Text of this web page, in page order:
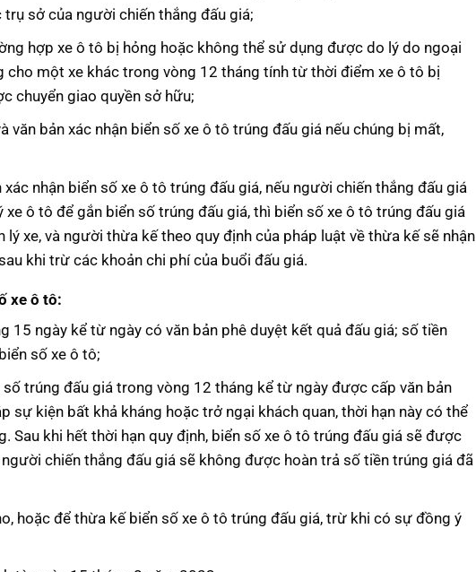
sở của người chiến thắng đấu giá;
hợp xe ô tô bị hỏng hoặc không thể sử dụng được do lý do ngoại
cho một xe khác trong vòng 12 tháng tính từ thời điểm xe ô tô bị
chuyển giao quyền sở hữu;
văn bản xác nhận biển số xe ô tô trúng đấu giá nếu chúng bị mất,
nhận biển số xe ô tô trúng đấu giá, nếu người chiến thắng đấu giá
ô tô để gắn biển số trúng đấu giá, thì biển số xe ô tô trúng đấu giá
xe, và người thừa kế theo quy định của pháp luật về thừa kế sẽ nhận
khi trừ các khoản chi phí của buổi đấu giá.
xe ô tô:
15 ngày kể từ ngày có văn bản phê duyệt kết quả đấu giá; số tiền
số xe ô tô;
trúng đấu giá trong vòng 12 tháng kể từ ngày được cấp văn bản
sự kiện bất khả kháng hoặc trở ngại khách quan, thời hạn này có thể
Sau khi hết thời hạn quy định, biển số xe ô tô trúng đấu giá sẽ được
chiến thắng đấu giá sẽ không được hoàn trả số tiền trúng giá đã
hoặc để thừa kế biển số xe ô tô trúng đấu giá, trừ khi có sự đồng ý